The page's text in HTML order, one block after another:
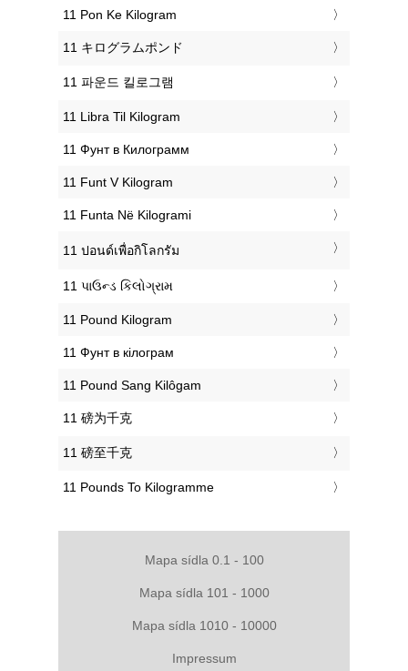
‎11 Pon Ke Kilogram
‎11 キログラムポンド
‎11 파운드 킬로그램
‎11 Libra Til Kilogram
‎11 Фунт в Килограмм
‎11 Funt V Kilogram
‎11 Funta Në Kilogrami
‎11 ปอนด์เพื่อกิโลกรัม
‎11 પાઉન્ડ કિલોગ્રામ
‎11 Pound Kilogram
‎11 Фунт в кілограм
‎11 Pound Sang Kilôgam
‎11 磅为千克
‎11 磅至千克
‎11 Pounds To Kilogramme
Mapa sídla 0.1 - 100
Mapa sídla 101 - 1000
Mapa sídla 1010 - 10000
Impressum